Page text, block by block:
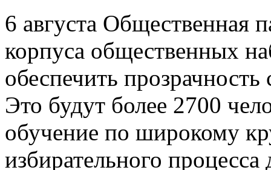
6 августа Общественная
корпуса общественных
обеспечить прозрачность
Это будут более 2700
обучение по широкому
избирательного